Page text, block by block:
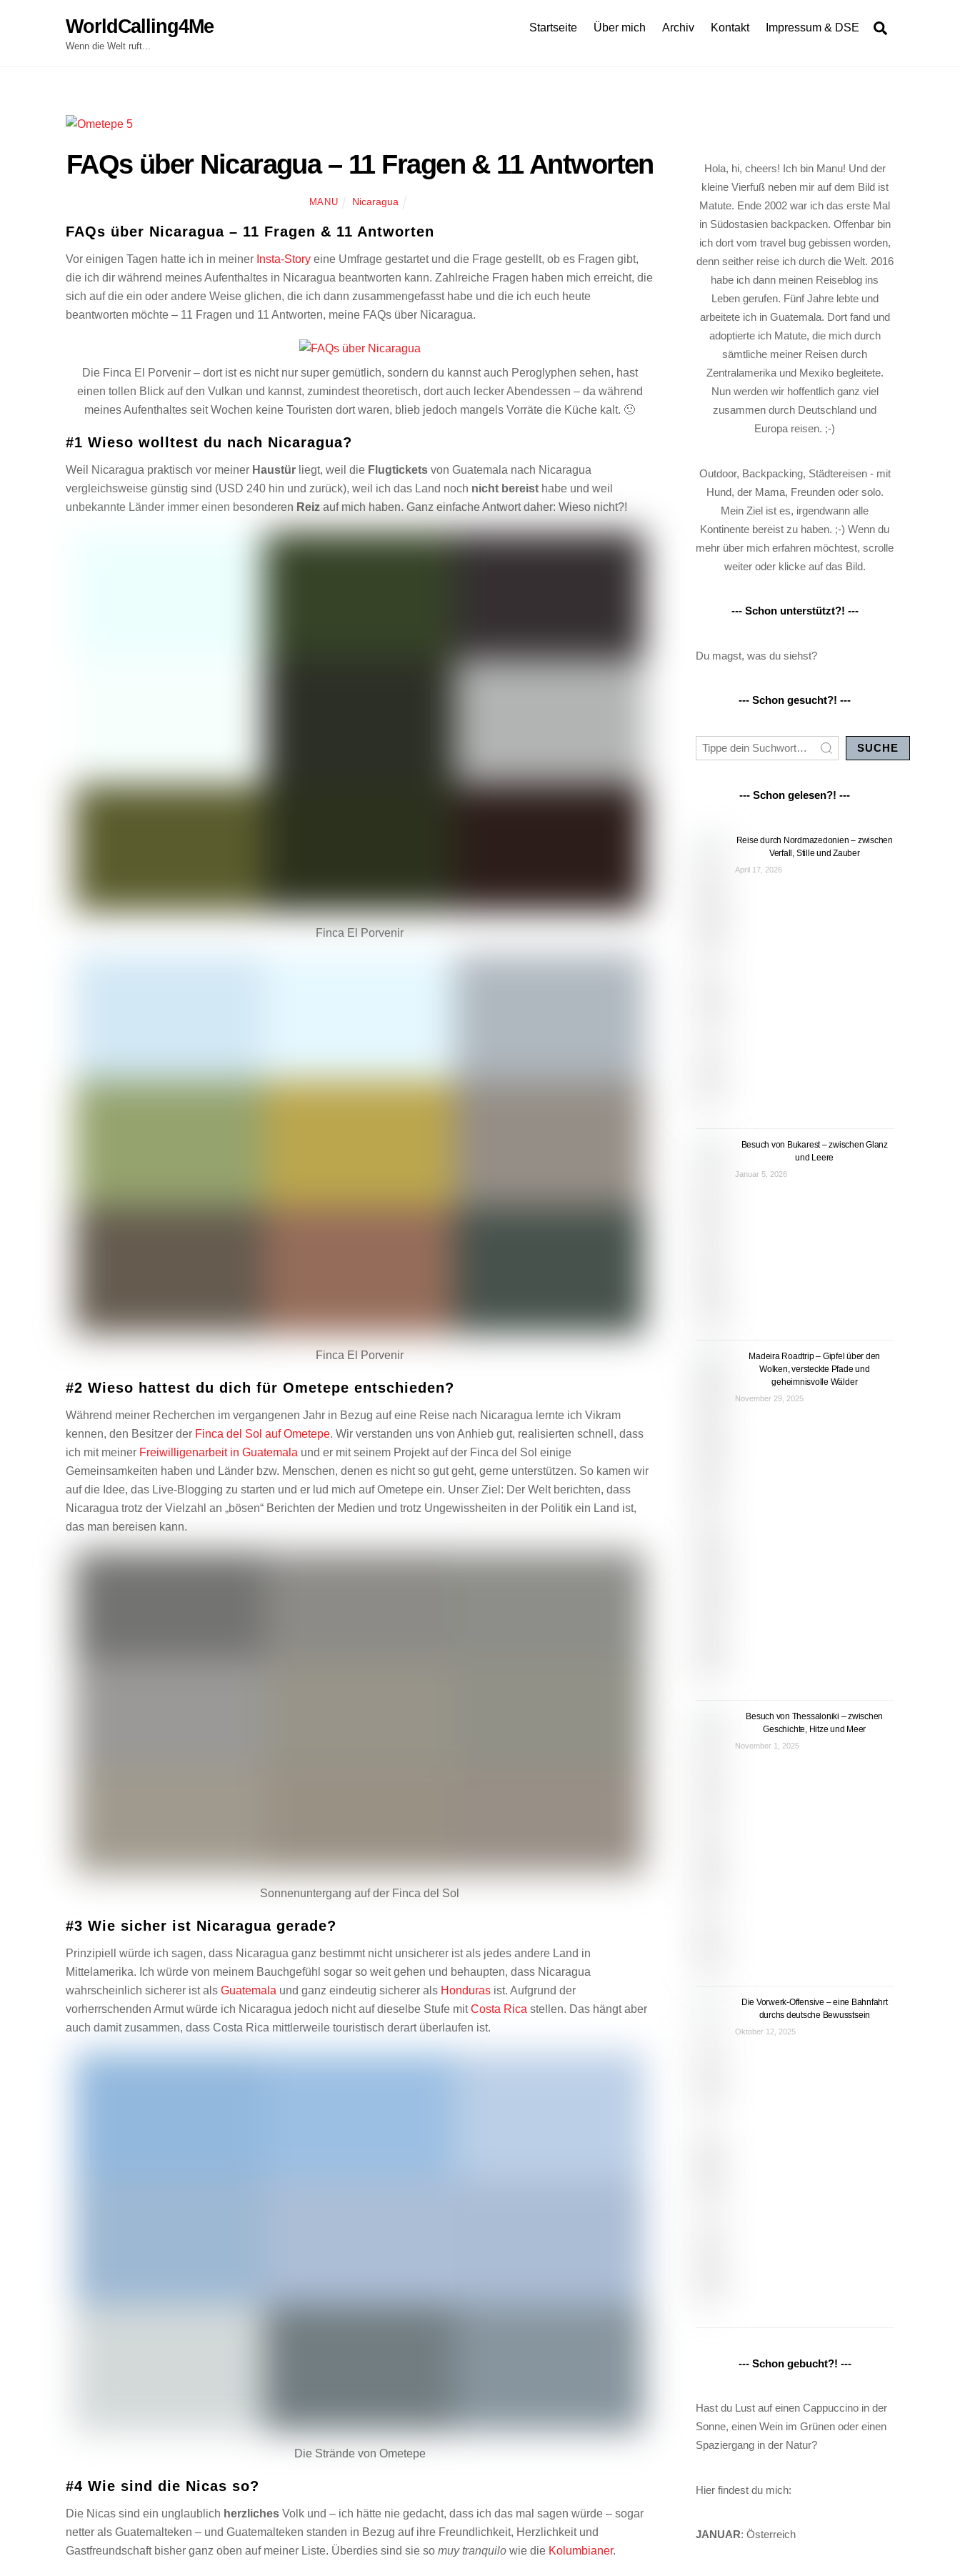
WorldCalling4Me
Wenn die Welt ruft...
Startseite Über mich Archiv Kontakt Impressum & DSE
FAQs über Nicaragua – 11 Fragen & 11 Antworten
MANU Nicaragua
FAQs über Nicaragua – 11 Fragen & 11 Antworten
Vor einigen Tagen hatte ich in meiner Insta-Story eine Umfrage gestartet und die Frage gestellt, ob es Fragen gibt,
die ich dir während meines Aufenthaltes in Nicaragua beantworten kann. Zahlreiche Fragen haben mich erreicht, die
sich auf die ein oder andere Weise glichen, die ich dann zusammengefasst habe und die ich euch heute
beantworten möchte – 11 Fragen und 11 Antworten, meine FAQs über Nicaragua.
Die Finca El Porvenir – dort ist es nicht nur super gemütlich, sondern du kannst auch Peroglyphen sehen, hast
einen tollen Blick auf den Vulkan und kannst, zumindest theoretisch, dort auch lecker Abendessen – da während
meines Aufenthaltes seit Wochen keine Touristen dort waren, blieb jedoch mangels Vorräte die Küche kalt. 🙁
#1 Wieso wolltest du nach Nicaragua?
Weil Nicaragua praktisch vor meiner Haustür liegt, weil die Flugtickets von Guatemala nach Nicaragua
vergleichsweise günstig sind (USD 240 hin und zurück), weil ich das Land noch nicht bereist habe und weil
unbekannte Länder immer einen besonderen Reiz auf mich haben. Ganz einfache Antwort daher: Wieso nicht?!
Finca El Porvenir
Finca El Porvenir
#2 Wieso hattest du dich für Ometepe entschieden?
Während meiner Recherchen im vergangenen Jahr in Bezug auf eine Reise nach Nicaragua lernte ich Vikram
kennen, den Besitzer der Finca del Sol auf Ometepe. Wir verstanden uns von Anhieb gut, realisierten schnell, dass
ich mit meiner Freiwilligenarbeit in Guatemala und er mit seinem Projekt auf der Finca del Sol einige
Gemeinsamkeiten haben und Länder bzw. Menschen, denen es nicht so gut geht, gerne unterstützen. So kamen wir
auf die Idee, das Live-Blogging zu starten und er lud mich auf Ometepe ein. Unser Ziel: Der Welt berichten, dass
Nicaragua trotz der Vielzahl an „bösen“ Berichten der Medien und trotz Ungewissheiten in der Politik ein Land ist,
das man bereisen kann.
Sonnenuntergang auf der Finca del Sol
#3 Wie sicher ist Nicaragua gerade?
Prinzipiell würde ich sagen, dass Nicaragua ganz bestimmt nicht unsicherer ist als jedes andere Land in
Mittelamerika. Ich würde von meinem Bauchgefühl sogar so weit gehen und behaupten, dass Nicaragua
wahrscheinlich sicherer ist als Guatemala und ganz eindeutig sicherer als Honduras ist. Aufgrund der
vorherrschenden Armut würde ich Nicaragua jedoch nicht auf dieselbe Stufe mitCosta Rica stellen. Das hängt aber
auch damit zusammen, dass Costa Rica mittlerweile touristisch derart überlaufen ist.
Die Strände von Ometepe
#4 Wie sind die Nicas so?
Die Nicas sind ein unglaublich herzliches Volk und – ich hätte nie gedacht, dass ich das mal sagen würde – sogar
netter als Guatemalteken – und Guatemalteken standen in Bezug auf ihre Freundlichkeit, Herzlichkeit und
Gastfreundschaft bisher ganz oben auf meiner Liste. Überdies sind sie so muy tranquilo wie die Kolumbianer.
Hola, hi, cheers! Ich bin Manu! Und der
kleine Vierfuß neben mir auf dem Bild ist
Matute. Ende 2002 war ich das erste Mal
in Südostasien backpacken. Offenbar bin
ich dort vom travel bug gebissen worden,
denn seither reise ich durch die Welt. 2016
habe ich dann meinen Reiseblog ins
Leben gerufen. Fünf Jahre lebte und
arbeitete ich in Guatemala. Dort fand und
adoptierte ich Matute, die mich durch
sämtliche meiner Reisen durch
Zentralamerika und Mexiko begleitete.
Nun werden wir hoffentlich ganz viel
zusammen durch Deutschland und
Europa reisen. ;-)
Outdoor, Backpacking, Städtereisen - mit
Hund, der Mama, Freunden oder solo.
Mein Ziel ist es, irgendwann alle
Kontinente bereist zu haben. ;-) Wenn du
mehr über mich erfahren möchtest, scrolle
weiter oder klicke auf das Bild.
--- Schon unterstützt?! ---
Du magst, was du siehst?
--- Schon gesucht?! ---
SUCHE
--- Schon gelesen?! ---
Reise durch Nordmazedonien – zwischen
Verfall, Stille und Zauber
April 17, 2026
Besuch von Bukarest – zwischen Glanz
und Leere
Januar 5, 2026
Madeira Roadtrip – Gipfel über den
Wolken, versteckte Pfade und
geheimnisvolle Wälder
November 29, 2025
Besuch von Thessaloniki – zwischen
Geschichte, Hitze und Meer
November 1, 2025
Die Vorwerk-Offensive – eine Bahnfahrt
durchs deutsche Bewusstsein
Oktober 12, 2025
--- Schon gebucht?! ---
Hast du Lust auf einen Cappuccino in der
Sonne, einen Wein im Grünen oder einen
Spaziergang in der Natur?
Hier findest du mich:
JANUAR: Österreich